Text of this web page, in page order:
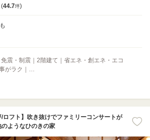
(44.7坪)
免震・制震｜2階建て｜省エネ・創エネ・エコ
がラク｜…
/ロフト】吹き抜けでファミリーコンサートが
ようなひのきの家